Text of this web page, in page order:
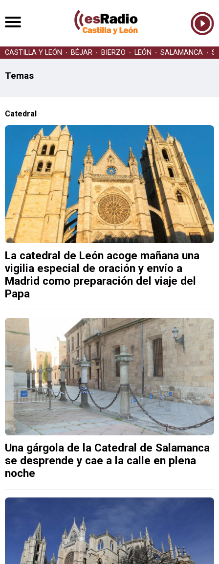
CASTILLA Y LEÓN BÉJAR BIERZO LEÓN SALAMANCA
Temas
Catedral
La catedral de León acoge mañana una
vigilia especial de oración y envío a
Madrid como preparación del viaje del
Papa
Una gárgola de la Catedral de Salamanca
se desprende y cae a la calle en plena
noche